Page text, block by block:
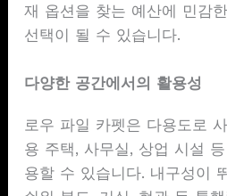
재 옵션을 찾는 예산에 민감
선택이 될 수 있습니다.
다양한 공간에서의 활용성
로우 파일 카펫은 다용도로
용 주택, 사무실, 상업 시설
용할 수 있습니다. 내구성이